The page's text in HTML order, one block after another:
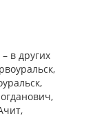
в других